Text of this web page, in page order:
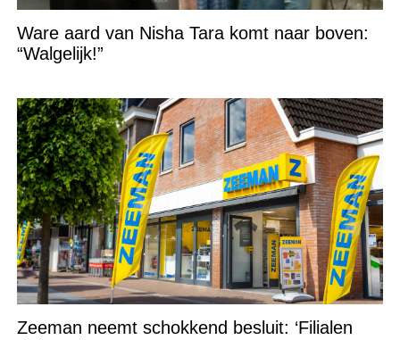
Ware aard van Nisha Tara komt naar boven:
“Walgelijk!”
Zeeman neemt schokkend besluit: ‘Filialen